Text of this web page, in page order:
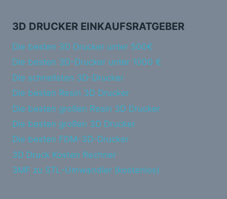
3D DRUCKER EINKAUFSRATGEBER
Die besten 3D Drucker unter 500€
Die besten 3D-Drucker unter 1000 €
Die schnellsten 3D-Drucker
Die besten Resin 3D Drucker
Die besten großen Resin 3D Drucker
Die besten großen 3D Drucker
Die besten FDM-3D-Drucker
3D Druck Kosten Rechner
3MF zu STL-Umwandler (kostenlos)